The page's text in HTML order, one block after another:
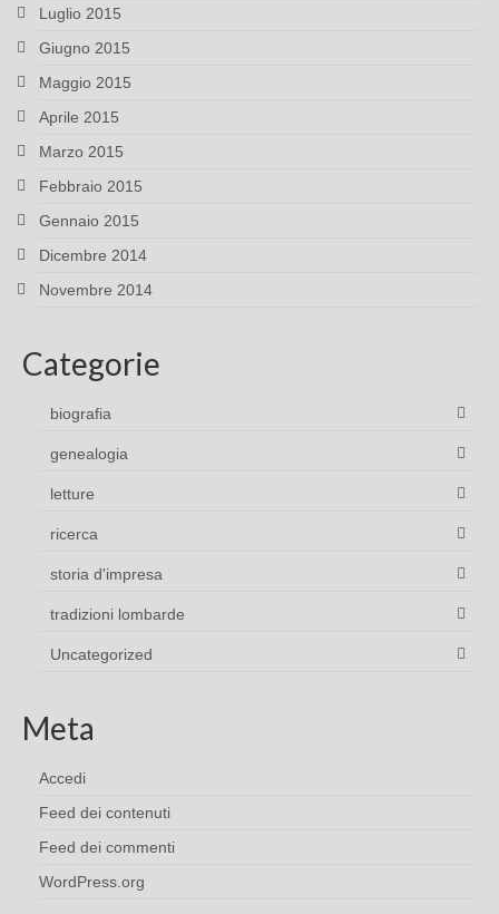
Luglio 2015
Giugno 2015
Maggio 2015
Aprile 2015
Marzo 2015
Febbraio 2015
Gennaio 2015
Dicembre 2014
Novembre 2014
Categorie
biografia
genealogia
letture
ricerca
storia d'impresa
tradizioni lombarde
Uncategorized
Meta
Accedi
Feed dei contenuti
Feed dei commenti
WordPress.org